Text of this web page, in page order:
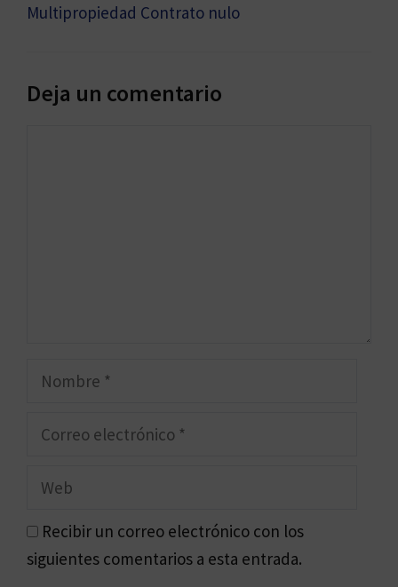
Multipropiedad Contrato nulo
Deja un comentario
Nombre
Recibir un correo electrónico con los
siguientes comentarios a esta entrada.